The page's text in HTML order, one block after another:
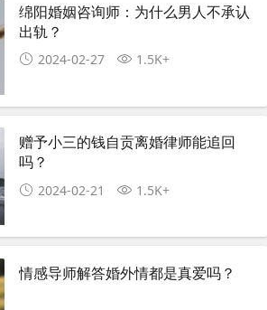
绵阳婚姻咨询师：为什么男人不承认
出轨？
2024-02-27 1.5K+
赠予小三的钱自贡离婚律师能追回
吗？
2024-02-21 1.5K+
情感导师解答婚外情都是真爱吗？